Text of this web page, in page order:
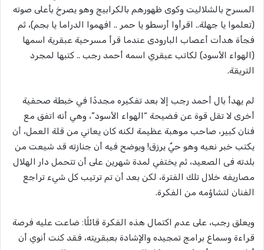
المسرح بالشلاليت وكوى ظهورهم بالكرابيج وهو يصرخ بأعلى صوته
(تعلموا يا جهلة.. اقرأوا أرسطو يا حمر .. افهموا الدراما يا بجم)، ثم
فجأة هدأت أعصاب البارودى عندما قرأ مسرحية عبقرية اسمها
(الهواء الأسود) لكاتب عبقري اسمه أحمد رجب .. كتبها لمجرد
التريقة.
لم يهدأ بال أحمد رجب إلا بعد تفكيره مجددًا في خبطة صحفية
أخرى لا تقل قوة عن فضيحة “الهواء الأسود”، وهي أنه اتفق مع
فنان كبير، صاحب موهبة عظيمة لكنه كان يعاني من قلة العمل، أن
يكتب خبر نعيه وهو حيٌ يرزق! ويوضح فيه أن جنازته قد شيعت من
بلدته فى الصعيد، ثم يختفي لمدة شهرين على أن تتحمل دار الهلال
مصاريفه خلال تلك الفترة، لكن بعد أن تم ترتيب كل شيء تراجع
الفنان لتشاؤمه من الفكرة.
ويعلق رجب، على عدم اكتمال هذه الفكرة قائلًا: ضاعت عليه فرصة
قراءة وسماع برامج تمجيده والإشادة بعبقريته، فقد كنت أنوي أن